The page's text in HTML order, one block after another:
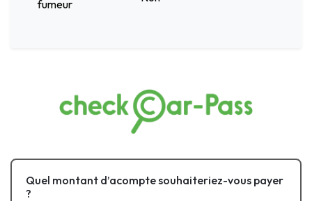
fumeur
Quel montant d’acompte souhaiteriez-vous payer
?